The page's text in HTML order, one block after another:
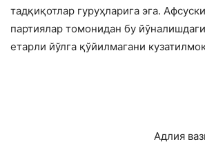
тадқиқотлар гуруҳларига эга.
партиялар томонидан бу
етарли йўлга қўйилмагани
Адлия